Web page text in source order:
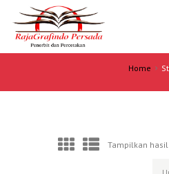
Home
Tampilkan